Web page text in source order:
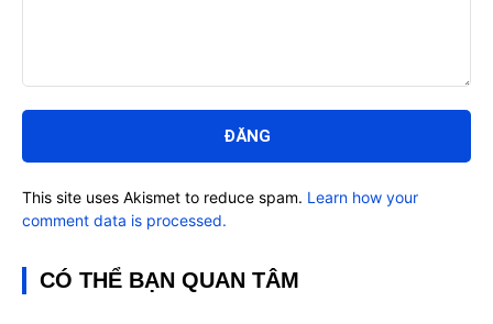
luận:
This site uses Akismet to reduce spam. Learn how your
comment data is processed.
CÓ THỂ BẠN QUAN TÂM